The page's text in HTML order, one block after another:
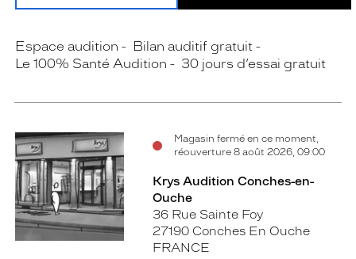
Espace audition
Bilan auditif gratuit
Le 100% Santé Audition
30 jours d’essai gratuit
Magasin fermé en ce moment,
réouverture 8 août 2026, 09:00
Krys Audition Conches-en-
Ouche
36 Rue Sainte Foy
27190 Conches En Ouche
FRANCE